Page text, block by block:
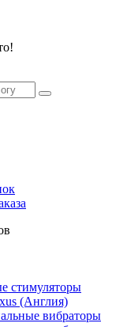
стимуляторы
(Англия)
вибраторы